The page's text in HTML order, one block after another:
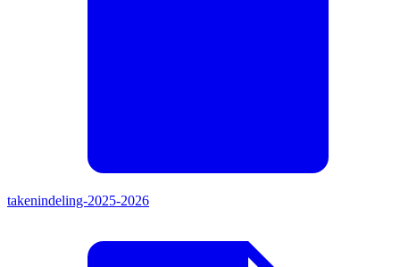
takenindeling-2025-2026